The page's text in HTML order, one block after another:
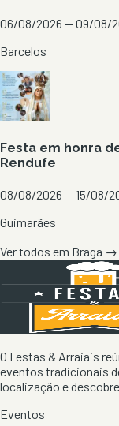
06/08/2026 — 09/08/
Barcelos
Festa em honra
Rendufe
08/08/2026 — 15/08/
Guimarães
Ver todos em Braga →
O Festas & Arraiais
eventos tradicionais
localização e
Eventos